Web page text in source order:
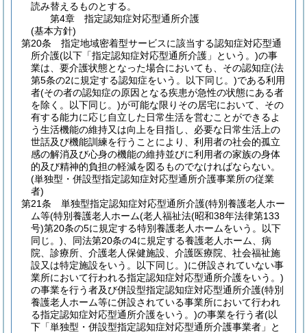
読み替えるものとする。
第4章
指定認知症対応型通所介護
(基本方針)
第20条
指定地域密着型サービスに該当する認知症対応型通
所介護(以下「指定認知症対応型通所介護」という。)の事
業は、要介護状態となった場合においても、その認知症(法
第5条の2に規定する認知症をいう。以下同じ。)である利用
者(その者の認知症の原因となる疾患が急性の状態にある者
を除く。以下同じ。)が可能な限りその居宅において、その
有する能力に応じ自立した日常生活を営むことができるよ
う生活機能の維持又は向上を目指し、必要な日常生活上の
世話及び機能訓練を行うことにより、利用者の社会的孤立
感の解消及び心身の機能の維持並びに利用者の家族の身体
的及び精神的負担の軽減を図るものでなければならない。
(単独型・併設型指定認知症対応型通所介護事業所の従業
者)
第21条
単独型指定認知症対応型通所介護(特別養護老人ホー
ム等(特別養護老人ホーム(老人福祉法(昭和38年法律第133
号)第20条の5に規定する特別養護老人ホームをいう。以下
同じ。) 、同法第20条の4に規定する養護老人ホーム、病
院、診療所、介護老人保健施設、介護医療院、社会福祉施
設又は特定施設をいう。以下同じ。)に併設されていない事
業所において行われる指定認知症対応型通所介護をいう。)
の事業を行う者及び併設型指定認知症対応型通所介護(特別
養護老人ホーム等に併設されている事業所において行われ
る指定認知症対応型通所介護をいう。)の事業を行う者(以
下「単独型・併設型指定認知症対応型通所介護事業者」と